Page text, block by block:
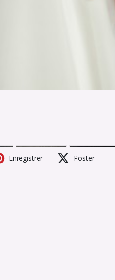
Enregistrer Poster